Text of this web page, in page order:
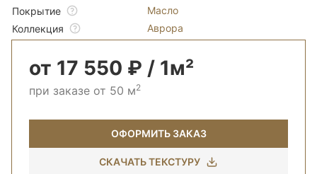
Покрытие
Масло
Коллекция
Аврора
от 17 550 ₽ / 1м²
при заказе от 50 м2
ОФОРМИТЬ ЗАКАЗ
СКАЧАТЬ ТЕКСТУРУ